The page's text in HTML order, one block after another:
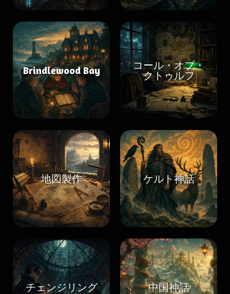
Brindlewood Bay
コール・オブ・
クトゥルフ
地図製作 ケルト神話
チェンジリング 中国神話